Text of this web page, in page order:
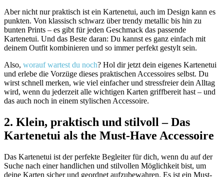
Aber nicht nur praktisch ist ein Kartenetui, auch im Design kann es
punkten. Von klassisch schwarz über trendy metallic bis hin zu
bunten Prints – es gibt für jeden Geschmack das passende
Kartenetui. Und das Beste daran: Du kannst es ganz einfach mit
deinem Outfit kombinieren und so immer perfekt gestylt sein.
Also, worauf wartest du noch? Hol dir jetzt dein eigenes Kartenetui
und erlebe die Vorzüge dieses praktischen Accessoires selbst. Du
wirst schnell merken, wie viel einfacher und stressfreier dein Alltag
wird, wenn du jederzeit alle wichtigen Karten griffbereit hast – und
das auch noch in einem stylischen Accessoire.
2. Klein, praktisch und stilvoll – Das
Kartenetui als the Must-Have Accessoire
Das Kartenetui ist der perfekte Begleiter für dich, wenn du auf der
Suche nach einer handlichen und stilvollen Möglichkeit bist, um
deine Karten sicher und geordnet aufzubewahren. Es ist ein Must-